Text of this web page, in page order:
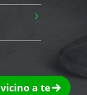
›
a te